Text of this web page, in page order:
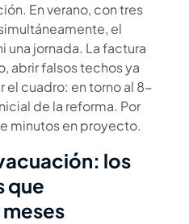
En verano, con tres
el
una jornada. La factura
abrir falsos techos ya
cuadro: en torno al 8-
de la reforma. Por
minutos en proyecto.
los
que